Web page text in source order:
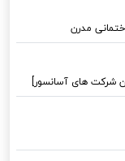
مدرن
شرکت های آسانسور]